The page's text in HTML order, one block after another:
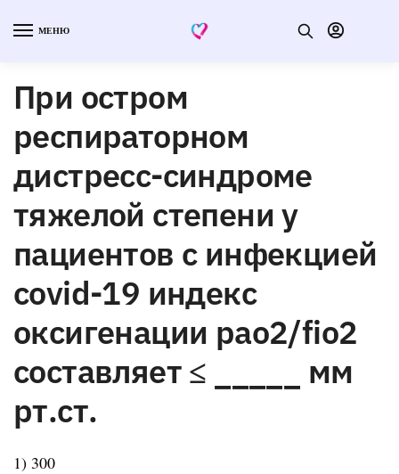
МЕНЮ
При остром
респираторном
дистресс-синдроме
тяжелой степени у
пациентов с инфекцией
covid-19 индекс
оксигенации pao2/fio2
составляет ≤ _____ мм
рт.ст.
1) 300